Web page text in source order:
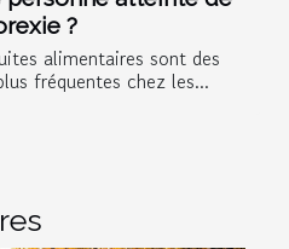
?
alimentaires sont des
fréquentes chez les...